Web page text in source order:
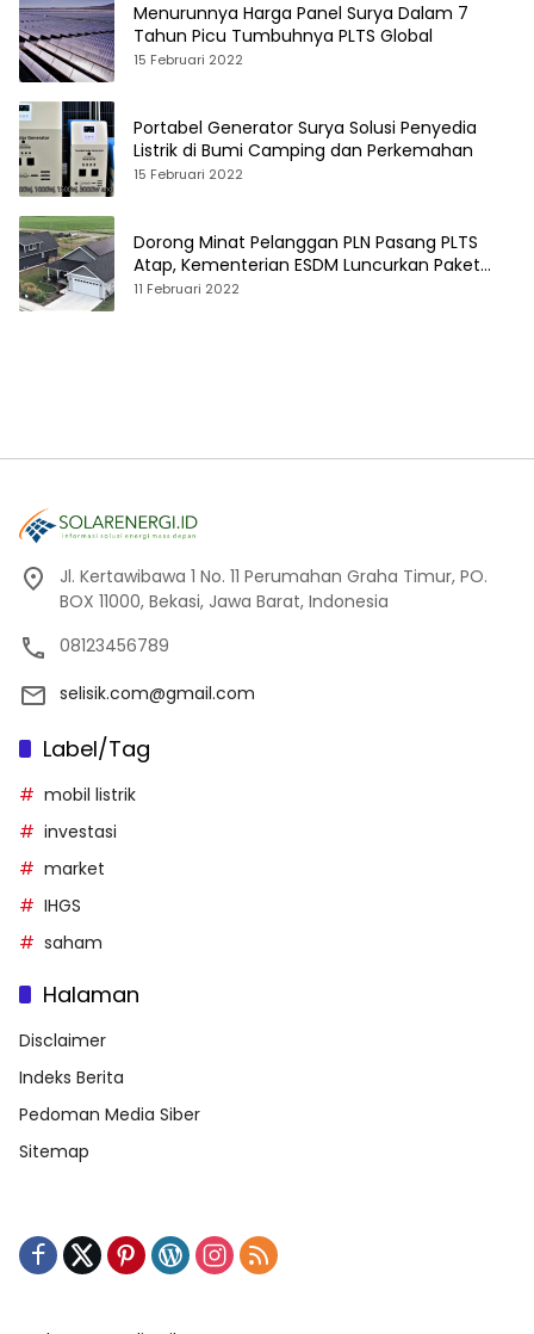
Menurunnya Harga Panel Surya Dalam 7
Tahun Picu Tumbuhnya PLTS Global
15 Februari 2022
Portabel Generator Surya Solusi Penyedia
Listrik di Bumi Camping dan Perkemahan
15 Februari 2022
Dorong Minat Pelanggan PLN Pasang PLTS
Atap, Kementerian ESDM Luncurkan Paket
Hibah SEF
11 Februari 2022
Jl. Kertawibawa 1 No. 11 Perumahan Graha Timur, PO.
BOX 11000, Bekasi, Jawa Barat, Indonesia
08123456789
selisik.com@gmail.com
Label/Tag
mobil listrik
investasi
market
IHGS
saham
Halaman
Disclaimer
Indeks Berita
Pedoman Media Siber
Sitemap